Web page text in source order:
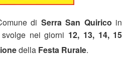
di Serra San Quirico in
nei giorni 12, 13, 14, 15
della Festa Rurale.